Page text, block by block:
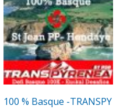
100 % Basque -TRANSPY